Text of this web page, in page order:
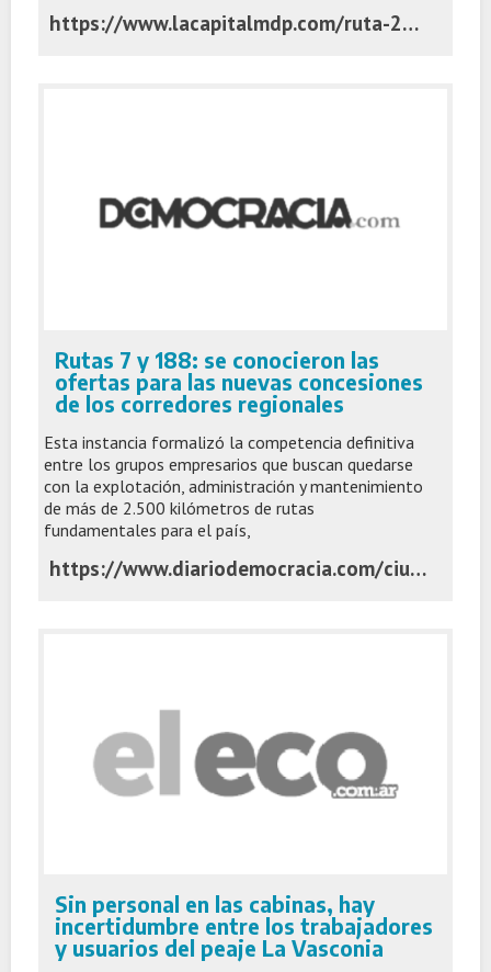
https://www.lacapitalmdp.com/ruta-226-tras-la-privatizacion-anuncian-obras-y-el-peaje-aumenta-un-19/
Rutas 7 y 188: se conocieron las
ofertas para las nuevas concesiones
de los corredores regionales
Esta instancia formalizó la competencia definitiva
entre los grupos empresarios que buscan quedarse
con la explotación, administración y mantenimiento
de más de 2.500 kilómetros de rutas
fundamentales para el país,
https://www.diariodemocracia.com/ciudad/junin/341079-rutas-7-y-188-paso-clave-para-definir-las-nuevas-c/
Sin personal en las cabinas, hay
incertidumbre entre los trabajadores
y usuarios del peaje La Vasconia